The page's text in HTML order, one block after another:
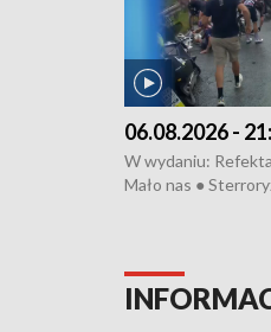
06.08.2026 -
W wydaniu:
Mało nas ●
Pologne